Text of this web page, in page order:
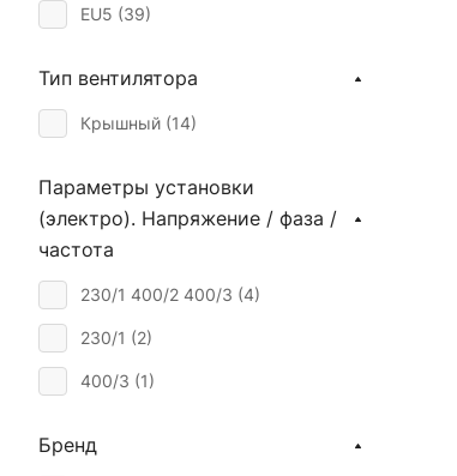
EU5 (39)
Тип вентилятора
Крышный (14)
Параметры установки
(электро). Напряжение / фаза /
частота
230/1 400/2 400/3 (4)
230/1 (2)
400/3 (1)
Бренд